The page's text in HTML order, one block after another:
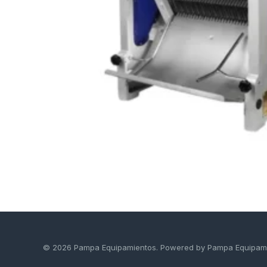
© 2026 Pampa Equipamientos. Powered by Pampa